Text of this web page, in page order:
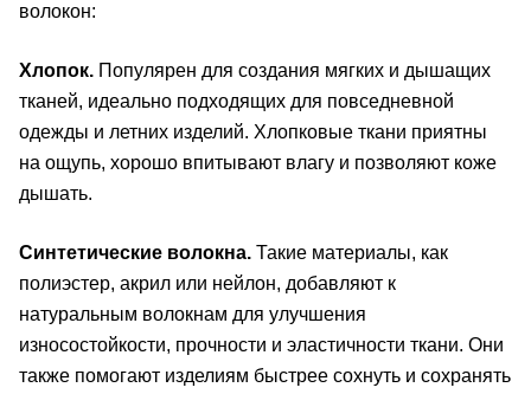
волокон:
Хлопок. Популярен для создания мягких и дышащих
тканей, идеально подходящих для повседневной
одежды и летних изделий. Хлопковые ткани приятны
на ощупь, хорошо впитывают влагу и позволяют коже
дышать.
Синтетические волокна. Такие материалы, как
полиэстер, акрил или нейлон, добавляют к
натуральным волокнам для улучшения
износостойкости, прочности и эластичности ткани. Они
также помогают изделиям быстрее сохнуть и сохранять